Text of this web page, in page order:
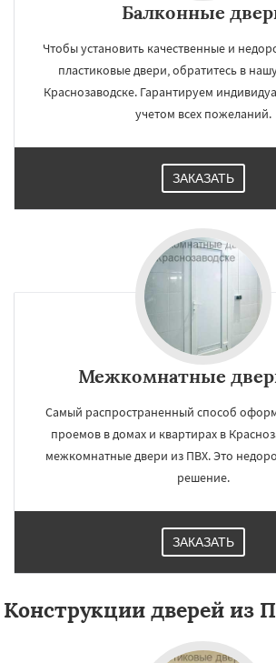
Балконные
Чтобы установить качественные и
пластиковые двери, обратитесь в
Краснозаводске. Гарантируем
учетом всех пожеланий.
ЗАКАЗАТЬ
Межкомнатные
Самый распространенный способ
проемов в домах и квартирах в
межкомнатные двери из ПВХ. Это
решение.
ЗАКАЗАТЬ
Конструкции дверей из